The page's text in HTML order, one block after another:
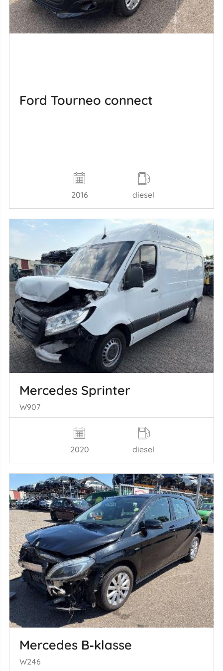
Ford Tourneo connect
2016 diesel
Mercedes Sprinter
W907
2020 diesel
Mercedes B‑klasse
W246